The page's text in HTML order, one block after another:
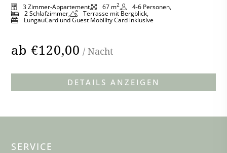
3 Zimmer-Appartement 67 m2 4-6 Personen
2 Schlafzimmer Terrasse mit Bergblick
LungauCard und Guest Mobility Card inklusive
ab €120,00
DETAILS ANZEIGEN
SKI&NATURE
SERVICE